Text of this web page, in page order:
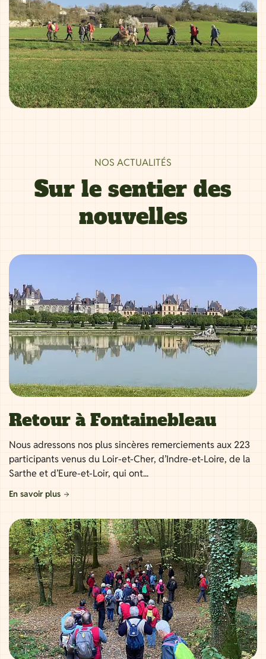
NOS ACTUALITÉS
Sur le sentier des
nouvelles
Retour à Fontainebleau
Nous adressons nos plus sincères remerciements aux 223
participants venus du Loir-et-Cher, d’Indre-et-Loire, de la
Sarthe et d’Eure-et-Loir, qui ont...
En savoir plus